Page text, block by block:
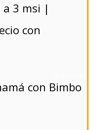
a 3 msi |
con
con Bimbo